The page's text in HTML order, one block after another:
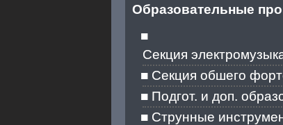
Образовательные
Секция
Секция обшего
Подгот. и доп.
Струнные